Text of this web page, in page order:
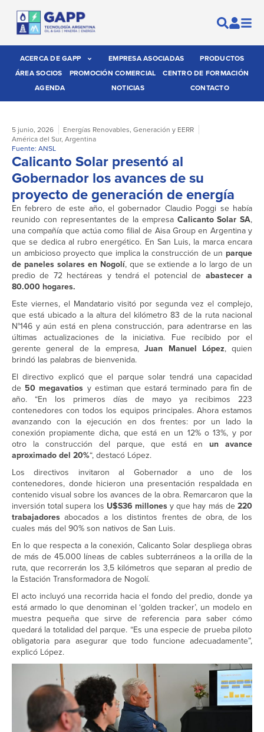
ACERCA DE GAPP EMPRESA ASOCIADAS
PRODUCTOS
ÁREA SOCIOS
PROMOCIÓN COMERCIAL
CENTRO DE FORMACIÓN
AGENDA
NOTICIAS CONTACTO
5 junio, 2026 Energías Renovables, Generación y EERR
América del Sur, Argentina
Fuente: ANSL
Calicanto Solar presentó al
Gobernador los avances de su
proyecto de generación de energía
En febrero de este año, el gobernador Claudio Poggi se había
reunido con representantes de la empresa Calicanto Solar SA,
una compañía que actúa como filial de Aisa Group en Argentina y
que se dedica al rubro energético. En San Luis, la marca encara
un ambicioso proyecto que implica la construcción de un parque
de paneles solares en Nogolí, que se extiende a lo largo de un
predio de 72 hectáreas y tendrá el potencial de abastecer a
80.000 hogares.
Este viernes, el Mandatario visitó por segunda vez el complejo,
que está ubicado a la altura del kilómetro 83 de la ruta nacional
N°146 y aún está en plena construcción, para adentrarse en las
últimas actualizaciones de la iniciativa. Fue recibido por el
gerente general de la empresa,Juan Manuel López, quien
brindó las palabras de bienvenida.
El directivo explicó que el parque solar tendrá una capacidad
de 50 megavatios y estiman que estará terminado para fin de
año. “En los primeros días de mayo ya recibimos 223
contenedores con todos los equipos principales. Ahora estamos
avanzando con la ejecución en dos frentes: por un lado la
conexión propiamente dicha, que está en un 12% o 13%, y por
otro la construcción del parque, que está en un avance
aproximado del 20%“, destacó López.
Los directivos invitaron al Gobernador a uno de los
contenedores, donde hicieron una presentación respaldada en
contenido visual sobre los avances de la obra. Remarcaron que la
inversión total supera los U$S36 millonesy que hay más de220
trabajadores abocados a los distintos frentes de obra, de los
cuales más del 90% son nativos de San Luis.
En lo que respecta a la conexión, Calicanto Solar despliega obras
de más de 45.000 líneas de cables subterráneos a la orilla de la
ruta, que recorrerán los 3,5 kilómetros que separan al predio de
la Estación Transformadora de Nogolí.
El acto incluyó una recorrida hacia el fondo del predio, donde ya
está armado lo que denominan el ‘golden tracker’, un modelo en
muestra pequeña que sirve de referencia para saber cómo
quedará la totalidad del parque. “Es una especie de prueba piloto
obligatoria para asegurar que todo funcione adecuadamente”,
explicó López.